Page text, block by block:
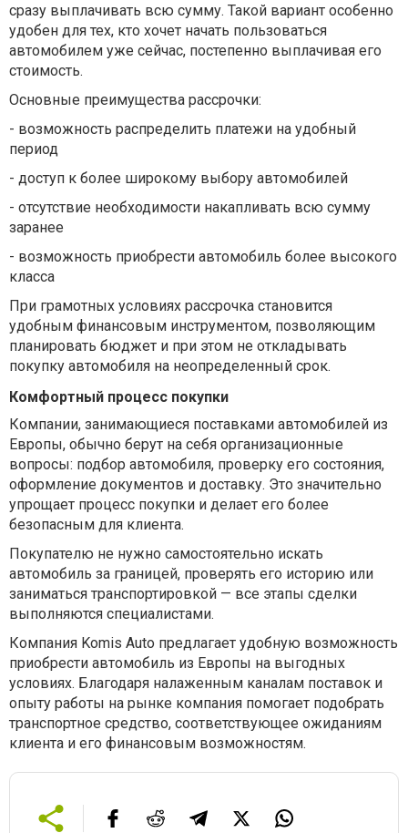
сразу выплачивать всю сумму. Такой вариант особенно
удобен для тех, кто хочет начать пользоваться
автомобилем уже сейчас, постепенно выплачивая его
стоимость.
Основные преимущества рассрочки:
- возможность распределить платежи на удобный
период
- доступ к более широкому выбору автомобилей
- отсутствие необходимости накапливать всю сумму
заранее
- возможность приобрести автомобиль более высокого
класса
При грамотных условиях рассрочка становится
удобным финансовым инструментом, позволяющим
планировать бюджет и при этом не откладывать
покупку автомобиля на неопределенный срок.
Комфортный процесс покупки
Компании, занимающиеся поставками автомобилей из
Европы, обычно берут на себя организационные
вопросы: подбор автомобиля, проверку его состояния,
оформление документов и доставку. Это значительно
упрощает процесс покупки и делает его более
безопасным для клиента.
Покупателю не нужно самостоятельно искать
автомобиль за границей, проверять его историю или
заниматься транспортировкой — все этапы сделки
выполняются специалистами.
Компания Komis Auto предлагает удобную возможность
приобрести автомобиль из Европы на выгодных
условиях. Благодаря налаженным каналам поставок и
опыту работы на рынке компания помогает подобрать
транспортное средство, соответствующее ожиданиям
клиента и его финансовым возможностям.